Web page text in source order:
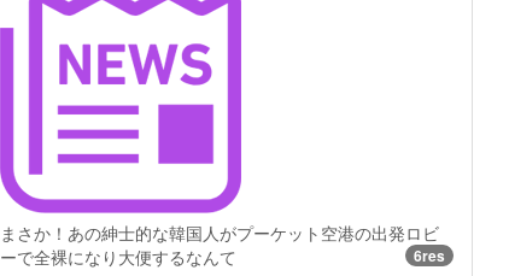
まさか！あの紳士的な韓国人がプーケット空港の出発ロビ
ーで全裸になり大便するなんて
6res